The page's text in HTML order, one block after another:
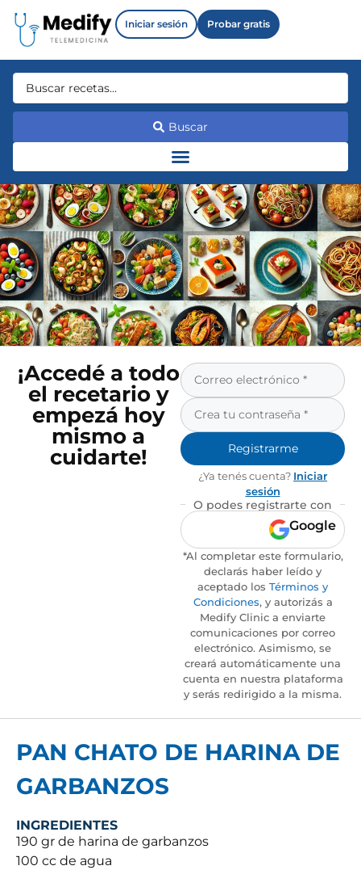
Iniciar sesión Probar gratis
Buscar
¡Accedé a todo
el recetario y
empezá hoy
mismo a
cuidarte!
Registrarme
¿Ya tenés cuenta? Iniciar
sesión
O podes registrarte con
Google
*Al completar este formulario,
declarás haber leído y
aceptado los Términos y
Condiciones, y autorizás a
Medify Clinic a enviarte
comunicaciones por correo
electrónico. Asimismo, se
creará automáticamente una
cuenta en nuestra plataforma
y serás redirigido a la misma.
PAN CHATO DE HARINA DE
GARBANZOS
INGREDIENTES
190 gr de harina de garbanzos
100 cc de agua